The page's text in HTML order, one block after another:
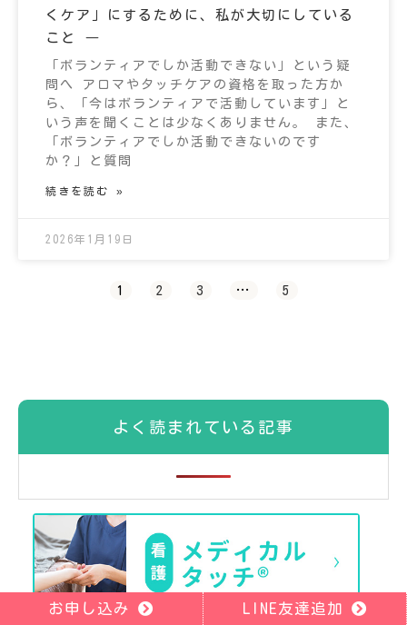
くケア」にするために、私が大切にしている
こと ―
「ボランティアでしか活動できない」という疑
問へ アロマやタッチケアの資格を取った方か
ら、「今はボランティアで活動しています」と
いう声を聞くことは少なくありません。 また、
「ボランティアでしか活動できないのです
か？」と質問
続きを読む »
2026年1月19日
1 2 3 … 5
よく読まれている記事
お申し込み LINE友達追加